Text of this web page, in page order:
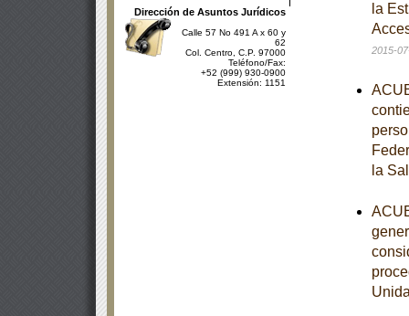
Dirección de Asuntos Jurídicos
Calle 57 No 491 A x 60 y
62
Col. Centro, C.P. 97000
Teléfono/Fax:
+52 (999) 930-0900
Extensión: 1151
la
2015-
la